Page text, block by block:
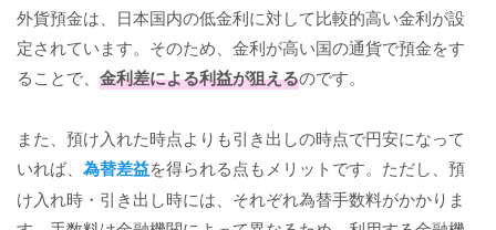
外貨預金は、日本国内の低金利に対して比較的高い金利が設
定されています。そのため、金利が高い国の通貨で預金をす
ることで、 金利差による利益が狙えるのです。
また、預け入れた時点よりも引き出しの時点で円安になって
いれば、 為替差益を得られる点もメリットです。ただし、預
け入れ時・引き出し時には、それぞれ為替手数料がかかりま